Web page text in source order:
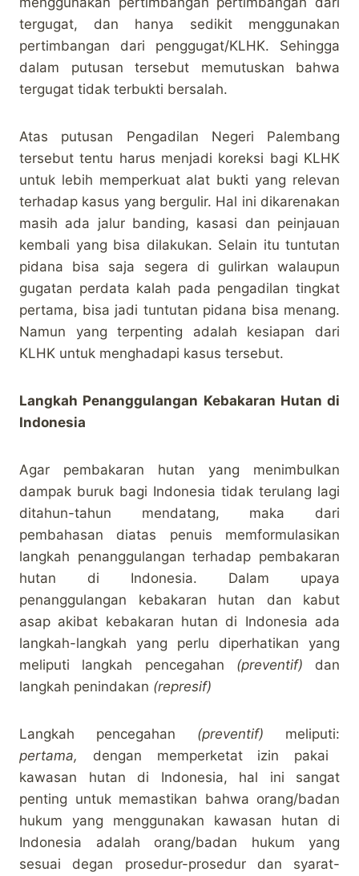
tergugat, dan hanya sedikit menggunakan
pertimbangan dari penggugat/KLHK. Sehingga
dalam putusan tersebut memutuskan bahwa
tergugat tidak terbukti bersalah.
Atas putusan Pengadilan Negeri Palembang
tersebut tentu harus menjadi koreksi bagi KLHK
untuk lebih memperkuat alat bukti yang relevan
terhadap kasus yang bergulir. Hal ini dikarenakan
masih ada jalur banding, kasasi dan peinjauan
kembali yang bisa dilakukan. Selain itu tuntutan
pidana bisa saja segera di gulirkan walaupun
gugatan perdata kalah pada pengadilan tingkat
pertama, bisa jadi tuntutan pidana bisa menang.
Namun yang terpenting adalah kesiapan dari
KLHK untuk menghadapi kasus tersebut.
Langkah Penanggulangan Kebakaran Hutan di
Indonesia
Agar pembakaran hutan yang menimbulkan
dampak buruk bagi Indonesia tidak terulang lagi
ditahun-tahun mendatang, maka dari
pembahasan diatas penuis memformulasikan
langkah penanggulangan terhadap pembakaran
hutan di Indonesia. Dalam upaya
penanggulangan kebakaran hutan dan kabut
asap akibat kebakaran hutan di Indonesia ada
langkah-langkah yang perlu diperhatikan yang
meliputi langkah pencegahan (preventif) dan
langkah penindakan (represif)
Langkah pencegahan (preventif) meliputi:
pertama, dengan memperketat izin pakai
kawasan hutan di Indonesia, hal ini sangat
penting untuk memastikan bahwa orang/badan
hukum yang menggunakan kawasan hutan di
Indonesia adalah orang/badan hukum yang
sesuai degan prosedur-prosedur dan syarat-